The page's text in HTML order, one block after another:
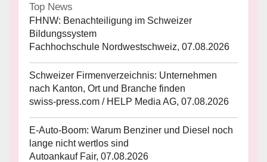
Top News
FHNW: Benachteiligung im Schweizer
Bildungssystem
Fachhochschule Nordwestschweiz, 07.08.2026
Schweizer Firmenverzeichnis: Unternehmen
nach Kanton, Ort und Branche finden
swiss-press.com / HELP Media AG, 07.08.2026
E-Auto-Boom: Warum Benziner und Diesel noch
lange nicht wertlos sind
Autoankauf Fair, 07.08.2026